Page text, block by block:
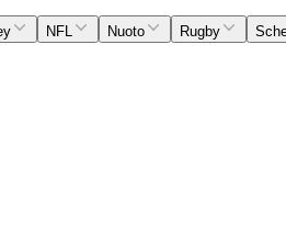
NFL Nuoto Rugby